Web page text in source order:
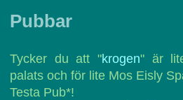
Pubbar
Tycker du att "krogen" är
palats och för lite Mos Eisly
Testa Pub*!